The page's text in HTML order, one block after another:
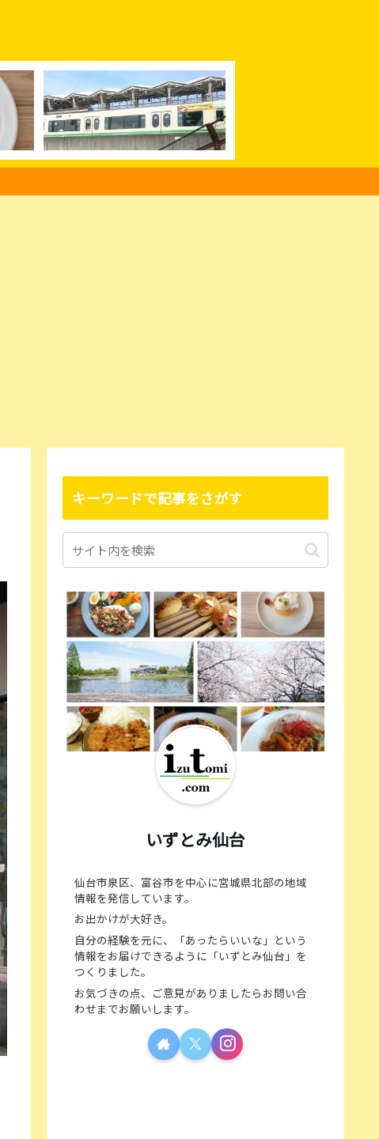
キーワードで記事をさがす
いずとみ仙台
仙台市泉区、富谷市を中心に宮城県北部の地域
情報を発信しています。
お出かけが大好き。
自分の経験を元に、「あったらいいな」という
情報をお届けできるように「いずとみ仙台」を
つくりました。
お気づきの点、ご意見がありましたらお問い合
わせまでお願いします。